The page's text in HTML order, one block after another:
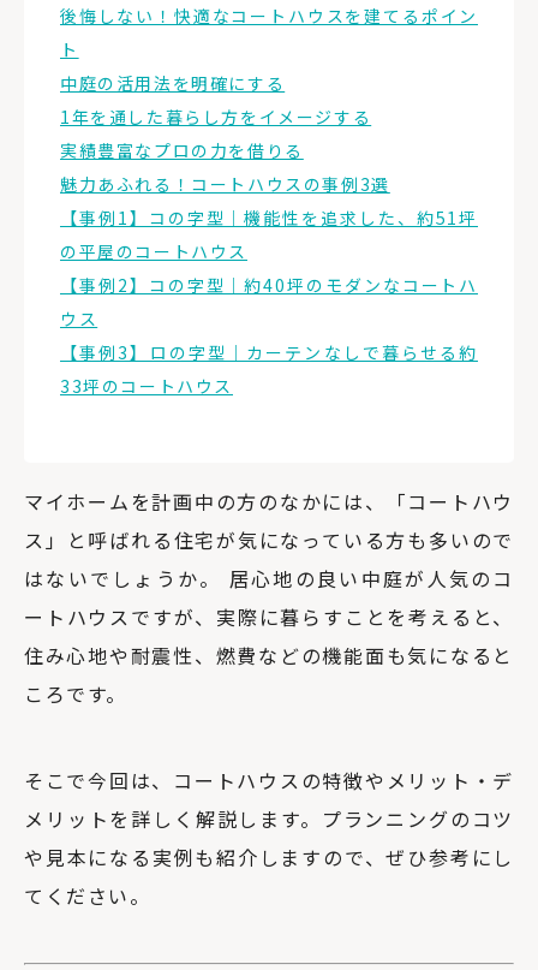
後悔しない！快適なコートハウスを建てるポイン
ト
中庭の活用法を明確にする
1年を通した暮らし方をイメージする
実績豊富なプロの力を借りる
魅力あふれる！コートハウスの事例3選
【事例1】コの字型｜機能性を追求した、約51坪
の平屋のコートハウス
【事例2】コの字型｜約40坪のモダンなコートハ
ウス
【事例3】ロの字型｜カーテンなしで暮らせる約
33坪のコートハウス
マイホームを計画中の方のなかには、「コートハウ
ス」と呼ばれる住宅が気になっている方も多いので
はないでしょうか。 居心地の良い中庭が人気のコ
ートハウスですが、実際に暮らすことを考えると、
住み心地や耐震性、燃費などの機能面も気になると
ころです。
そこで今回は、コートハウスの特徴やメリット・デ
メリットを詳しく解説します。プランニングのコツ
や見本になる実例も紹介しますので、ぜひ参考にし
てください。